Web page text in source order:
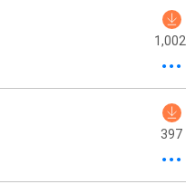
1,002
397